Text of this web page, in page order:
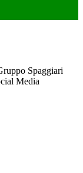
Spaggiari
Media